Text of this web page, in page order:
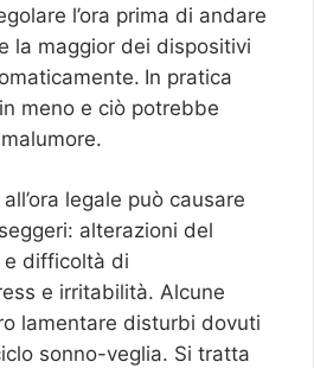
l’ora prima di andare
la maggior dei dispositivi
In pratica
meno e ciò potrebbe
legale può causare
alterazioni del
e difficoltà di
e irritabilità. Alcune
lamentare disturbi dovuti
sonno-veglia. Si tratta